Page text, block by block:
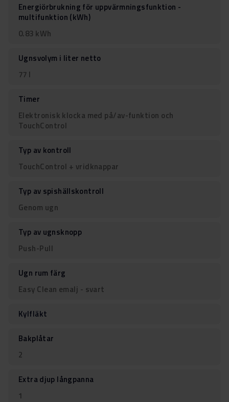
Energiörbrukning för uppvärmningsfunktion -
multifunktion (kWh)
0.83 kWh
Ugnsvolym i liter netto
77 l
Timer
Elektronisk klocka med på/av-funktion och
TouchControl
Typ av kontroll
TouchControl + vridknappar
Typ av spishällskontroll
Genom ugn
Typ av ugnsknopp
Push-Pull
Ugn rum färg
Easy Clean emalj - svart
Kylfläkt
Bakplåtar
2
Extra djup långpanna
1